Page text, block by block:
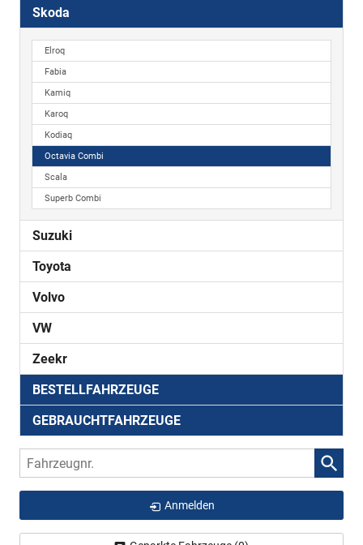
Skoda
Elroq
Fabia
Kamiq
Karoq
Kodiaq
Octavia Combi
Scala
Superb Combi
Suzuki
Toyota
Volvo
VW
Zeekr
BESTELLFAHRZEUGE
GEBRAUCHTFAHRZEUGE
Fahrzeugnr.
Anmelden